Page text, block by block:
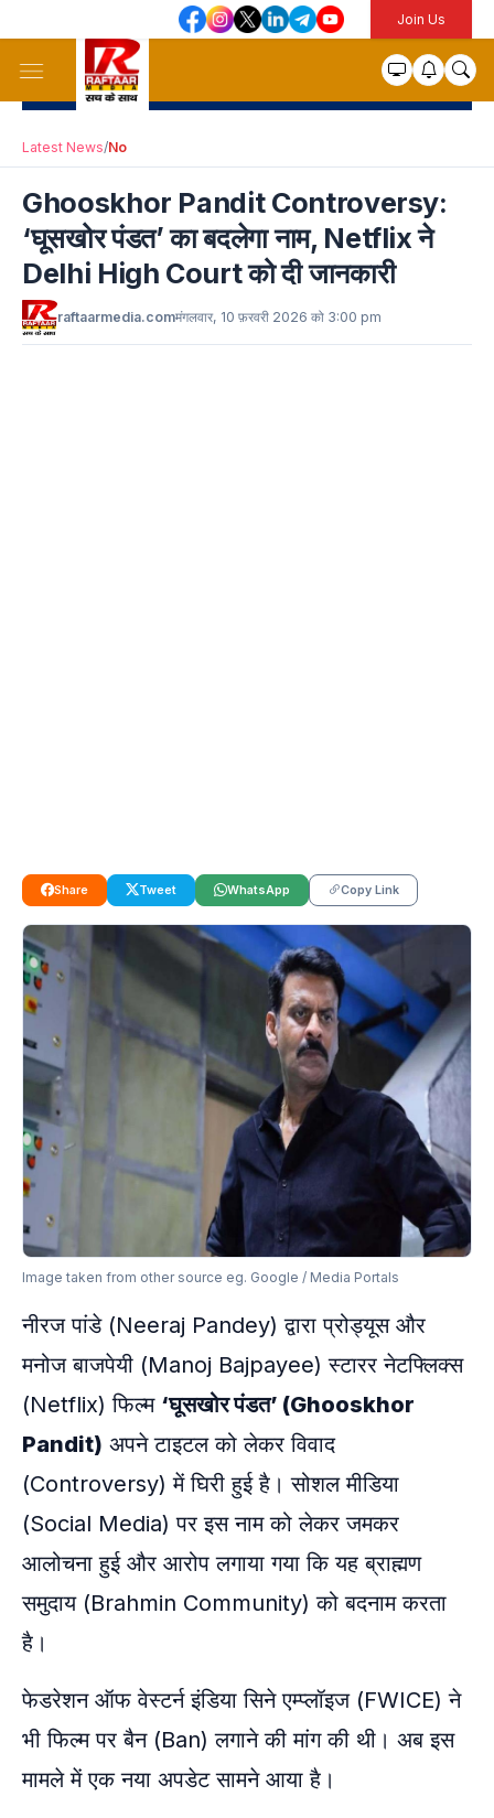
Join Us
Latest News/No
Ghooskhor Pandit Controversy:
‘घूसखोर पंडत’ का बदलेगा नाम, Netflix ने
Delhi High Court को दी जानकारी
raftaarmedia.comमंगलवार, 10 फ़रवरी 2026 को 3:00 pm
Share Tweet WhatsApp Copy Link
Image taken from other source eg. Google / Media Portals
नीरज पांडे (Neeraj Pandey) द्वारा प्रोड्यूस और
मनोज बाजपेयी (Manoj Bajpayee) स्टारर नेटफ्लिक्स
(Netflix) फिल्म ‘घूसखोर पंडत’ (Ghooskhor
Pandit) अपने टाइटल को लेकर विवाद
(Controversy) में घिरी हुई है। सोशल मीडिया
(Social Media) पर इस नाम को लेकर जमकर
आलोचना हुई और आरोप लगाया गया कि यह ब्राह्मण
समुदाय (Brahmin Community) को बदनाम करता
है।
फेडरेशन ऑफ वेस्टर्न इंडिया सिने एम्प्लॉइज (FWICE) ने
भी फिल्म पर बैन (Ban) लगाने की मांग की थी। अब इस
मामले में एक नया अपडेट सामने आया है।